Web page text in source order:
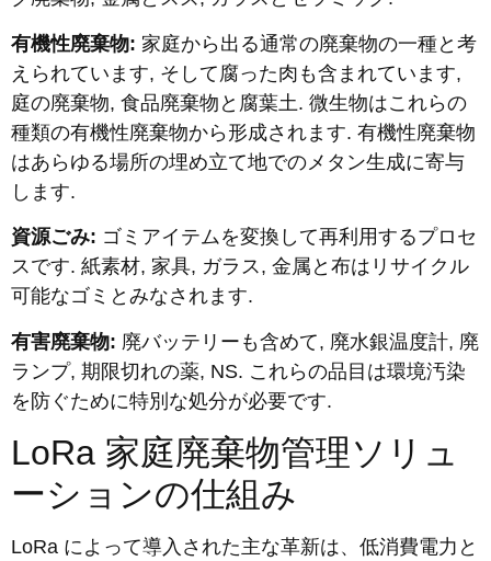
有機性廃棄物: 家庭から出る通常の廃棄物の一種と考
えられています, そして腐った肉も含まれています,
庭の廃棄物, 食品廃棄物と腐葉土. 微生物はこれらの
種類の有機性廃棄物から形成されます. 有機性廃棄物
はあらゆる場所の埋め立て地でのメタン生成に寄与
します.
資源ごみ: ゴミアイテムを変換して再利用するプロセ
スです. 紙素材, 家具, ガラス, 金属と布はリサイクル
可能なゴミとみなされます.
有害廃棄物: 廃バッテリーも含めて, 廃水銀温度計, 廃
ランプ, 期限切れの薬, NS. これらの品目は環境汚染
を防ぐために特別な処分が必要です.
LoRa 家庭廃棄物管理ソリュ
ーションの仕組み
LoRa によって導入された主な革新は、低消費電力と